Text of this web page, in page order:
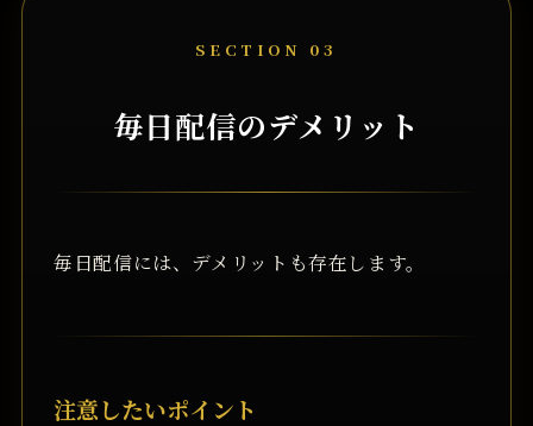
SECTION 03
毎日配信のデメリット
毎日配信には、デメリットも存在します。
注意したいポイント